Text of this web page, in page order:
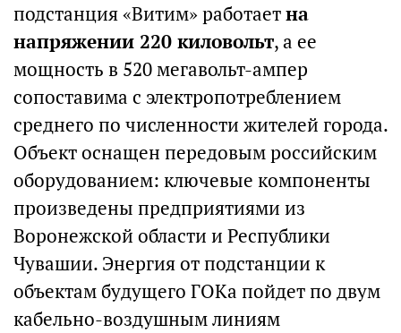
подстанция «Витим» работаетна
напряжении 220 киловольт, а ее
мощность в 520 мегавольт-ампер
сопоставима с электропотреблением
среднего по численности жителей города.
Объект оснащен передовым российским
оборудованием: ключевые компоненты
произведены предприятиями из
Воронежской области и Республики
Чувашии. Энергия от подстанции к
объектам будущего ГОКа пойдет по двум
кабельно-воздушным линиям